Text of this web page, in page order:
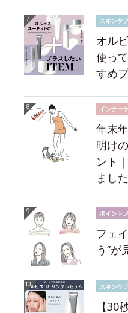
スキンケ
オル
使っ
すめ
インナー
年末
明け
ント
まし
ポイント
フェ
う”が
スキンケ
【30